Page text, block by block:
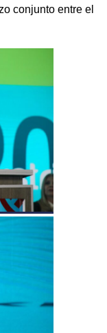
conjunto entre el